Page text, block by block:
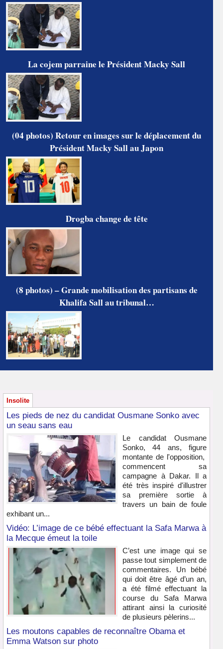
La cojem parraine le Président Macky Sall
(04 photos) Retour en images sur le déplacement du
Président Macky Sall au Japon
Drogba change de tête
(8 photos) – Grande mobilisation des partisans de
Khalifa Sall au tribunal…
Insolite
Les pieds de nez du candidat Ousmane Sonko avec
un seau sans eau
Le candidat Ousmane
Sonko, 44 ans, figure
montante de l'opposition,
commencent sa
campagne à Dakar. Il a
été très inspiré d'illustrer
sa première sortie à
travers un bain de foule
exhibant un...
Vidéo: L’image de ce bébé effectuant la Safa Marwa à
la Mecque émeut la toile
C’est une image qui se
passe tout simplement de
commentaires. Un bébé
qui doit être âgé d’un an,
a été filmé effectuant la
course du Safa Marwa
attirant ainsi la curiosité
de plusieurs pèlerins...
Les moutons capables de reconnaître Obama et
Emma Watson sur photo